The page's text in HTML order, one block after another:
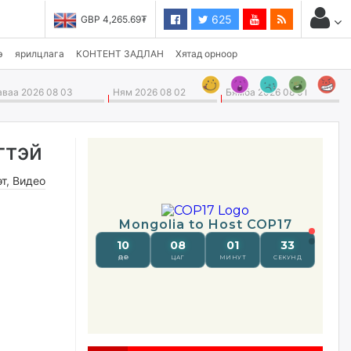
USD 3,496.90₮
GBP 4,265.69₮ 625
ярилцлага КОНТЕНТ ЗАДЛАН Хятад орноор
2026 08 03 Ням 2026 08 02 Бямба 2026 08 01
, Видео